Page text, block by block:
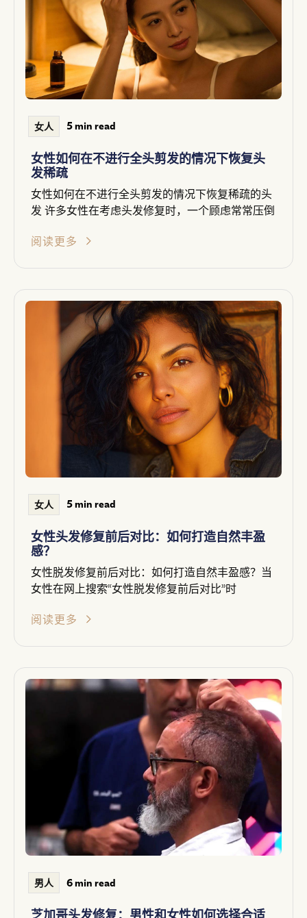
女人 5 min read
女性如何在不进行全头剪发的情况下恢复头
发稀疏
女性如何在不进行全头剪发的情况下恢复稀疏的头
发 许多女性在考虑头发修复时，一个顾虑常常压倒
阅读更多
女人 5 min read
女性头发修复前后对比：如何打造自然丰盈
感？
女性脱发修复前后对比：如何打造自然丰盈感？当
女性在网上搜索“女性脱发修复前后对比”时
阅读更多
男人 6 min read
芝加哥头发修复：男性和女性如何选择合适